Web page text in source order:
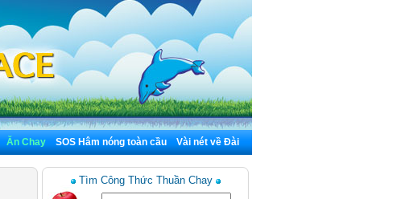
Ăn Chay SOS Hâm nóng toàn cầu Vài nét về Đài
Tìm Công Thức Thuần Chay